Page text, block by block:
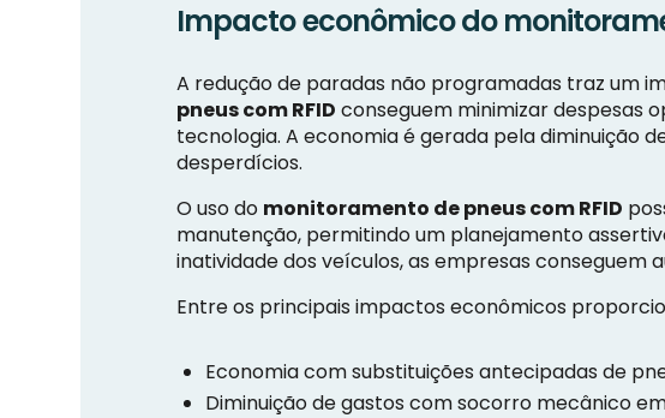
Impacto econômico do
A redução de paradas não programadas traz um
pneus com RFID conseguem minimizar despesas
tecnologia. A economia é gerada pela diminuição
desperdícios.
O uso do monitoramento de pneus com RFID
manutenção, permitindo um planejamento
inatividade dos veículos, as empresas conseguem
Entre os principais impactos econômicos
Economia com substituições antecipadas de
Diminuição de gastos com socorro mecânico